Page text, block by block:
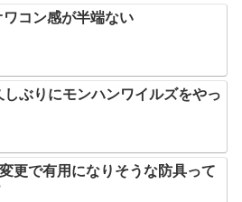
コン感が半端ない
しぶりにモンハンワイルズをやっ
更で有用になりそうな防具って